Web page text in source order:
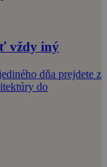
vždy iný
dňa prejdete z
do